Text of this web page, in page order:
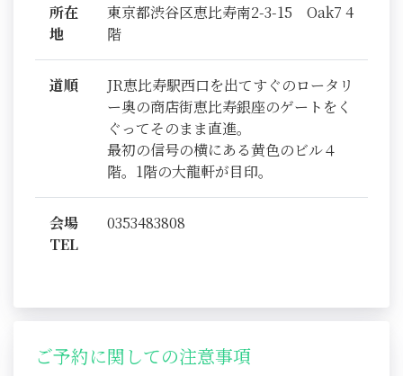
所在
地
東京都渋谷区恵比寿南2-3-15 Oak7 4
階
道順
JR恵比寿駅西口を出てすぐのロータリ
ー奥の商店街恵比寿銀座のゲートをく
ぐってそのまま直進。
最初の信号の横にある黄色のビル４
階。1階の大龍軒が目印。
会場
TEL
0353483808
ご予約に関しての注意事項